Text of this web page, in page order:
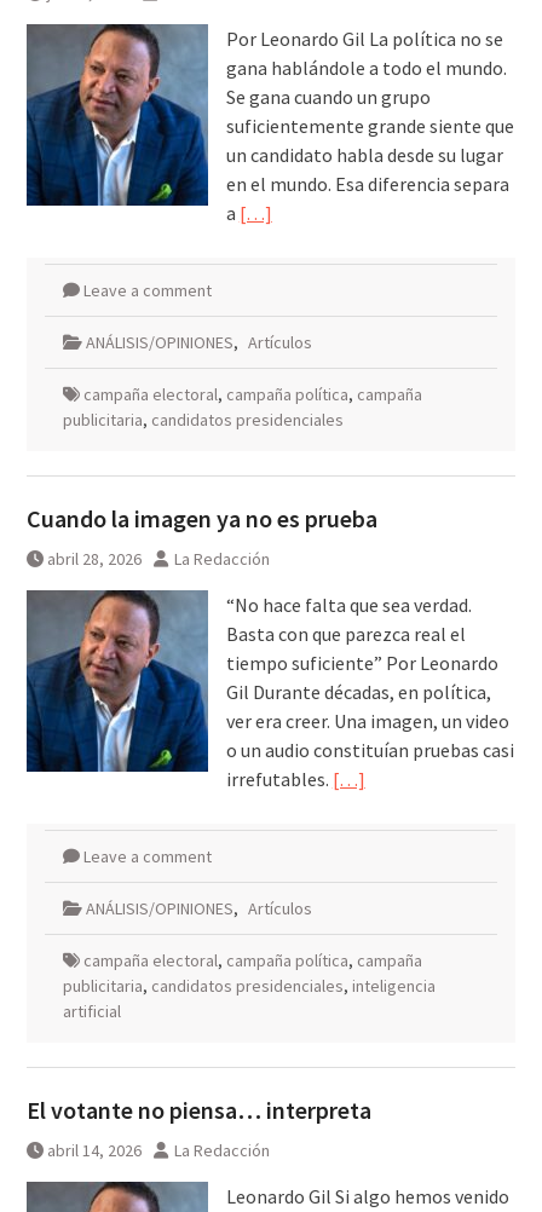
Por Leonardo Gil La política no se
gana hablándole a todo el mundo.
Se gana cuando un grupo
suficientemente grande siente que
un candidato habla desde su lugar
en el mundo. Esa diferencia separa
a […]
Leave a comment
ANÁLISIS/OPINIONES, Artículos
campaña electoral, campaña política, campaña
publicitaria, candidatos presidenciales
Cuando la imagen ya no es prueba
abril 28, 2026 La Redacción
“No hace falta que sea verdad.
Basta con que parezca real el
tiempo suficiente” Por Leonardo
Gil Durante décadas, en política,
ver era creer. Una imagen, un video
o un audio constituían pruebas casi
irrefutables. […]
Leave a comment
ANÁLISIS/OPINIONES, Artículos
campaña electoral, campaña política, campaña
publicitaria, candidatos presidenciales, inteligencia
artificial
El votante no piensa… interpreta
abril 14, 2026 La Redacción
Leonardo Gil Si algo hemos venido